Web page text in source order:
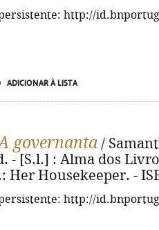
http://
ADICIONAR À LISTA
governanta /
- [S.l.] : Alma dos
Her Housekeeper. -
http://